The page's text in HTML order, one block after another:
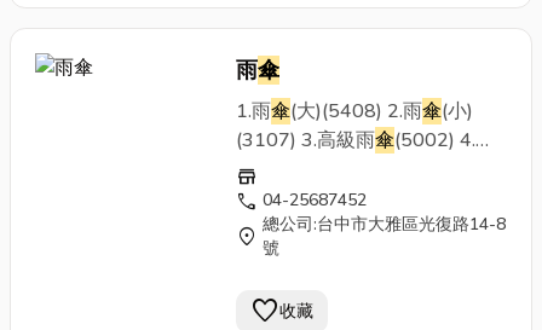
雨傘
1.雨傘 (大)(5408) 2.雨傘(小)
(3107) 3.高級雨傘(5002) 4.高
級雨
爾夫球傘
store
call 04-25687452
location_on 總公司:台中市大雅區光復路14-8
號
favorite收藏